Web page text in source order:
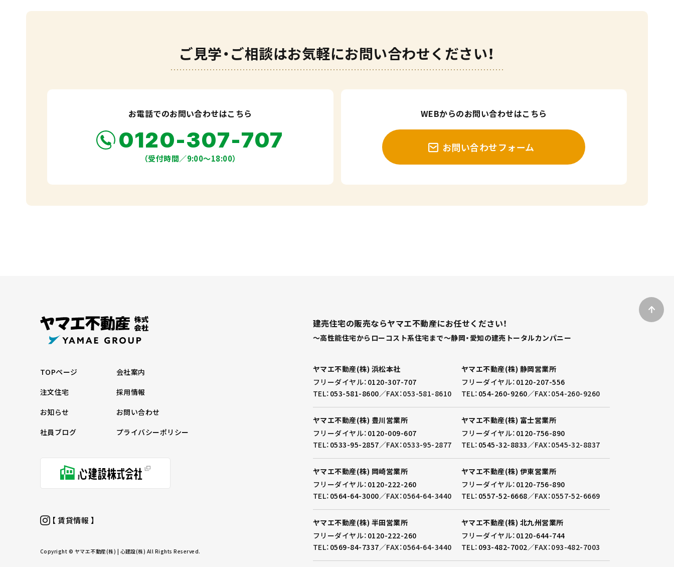
ご見学・ご相談はお気軽にお問い合わせください！
お電話でのお問い合わせはこちら
0120-307-707
（受付時間／9:00〜18:00）
WEBからのお問い合わせはこちら
お問い合わせフォーム
TOPページ
会社案内
注文住宅
採用情報
お知らせ
お問い合わせ
社員ブログ
プライバシーポリシー
【 賃貸情報 】
Copyright © ヤマエ不動産(株) | 心建設(株) All Rights Reserved.
建売住宅の販売ならヤマエ不動産にお任せください！
～高性能住宅からローコスト系住宅まで～静岡・愛知の建売トータルカンパニー
ヤマエ不動産(株) 浜松本社
フリーダイヤル： 0120-307-707
TEL： 053-581-8600／FAX：053-581-8610
ヤマエ不動産(株) 静岡営業所
フリーダイヤル： 0120-207-556
TEL： 054-260-9260／FAX：054-260-9260
ヤマエ不動産(株) 豊川営業所
フリーダイヤル： 0120-009-607
TEL： 0533-95-2857／FAX：0533-95-2877
ヤマエ不動産(株) 富士営業所
フリーダイヤル： 0120-756-890
TEL： 0545-32-8833／FAX：0545-32-8837
ヤマエ不動産(株) 岡崎営業所
フリーダイヤル： 0120-222-260
TEL： 0564-64-3000／FAX：0564-64-3440
ヤマエ不動産(株) 伊東営業所
フリーダイヤル： 0120-756-890
TEL： 0557-52-6668／FAX：0557-52-6669
ヤマエ不動産(株) 半田営業所
フリーダイヤル： 0120-222-260
TEL： 0569-84-7337／FAX：0564-64-3440
ヤマエ不動産(株) 北九州営業所
フリーダイヤル： 0120-644-744
TEL： 093-482-7002／FAX：093-482-7003